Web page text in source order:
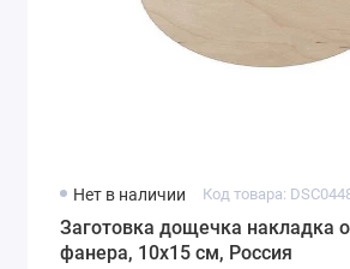
Нет в наличии Код товара:
Заготовка дощечка накладка
фанера, 10х15 см, Россия